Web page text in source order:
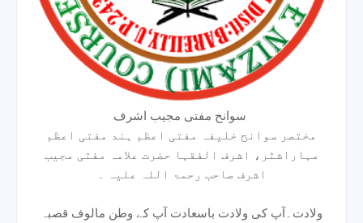
مختصر سوانح خلیفہ مفتی اعظم ہند مفتی اعظم
مہاراشٹر، اشرف الفقہا حضرت علامہ مفتی مجیب
اشرف صاحب رحمۃ اللہ علیہ ۔
ولادت۔آپ کی ولادت باسعادت آپ کے وطن مالوف قصبہ